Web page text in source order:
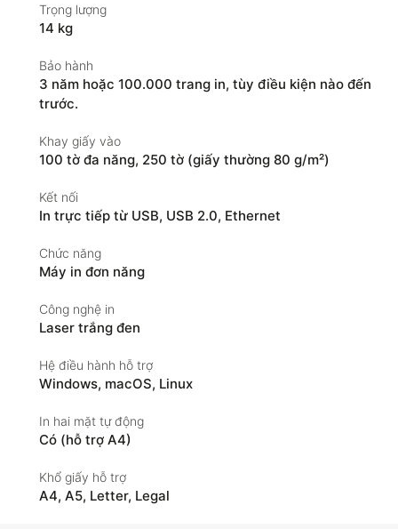
Trọng lượng
14 kg
Bảo hành
3 năm hoặc 100.000 trang in, tùy điều kiện nào đến
trước.
Khay giấy vào
100 tờ đa năng, 250 tờ (giấy thường 80 g/m²)
Kết nối
In trực tiếp từ USB, USB 2.0, Ethernet
Chức năng
Máy in đơn năng
Công nghệ in
Laser trắng đen
Hệ điều hành hỗ trợ
Windows, macOS, Linux
In hai mặt tự động
Có (hỗ trợ A4)
Khổ giấy hỗ trợ
A4, A5, Letter, Legal